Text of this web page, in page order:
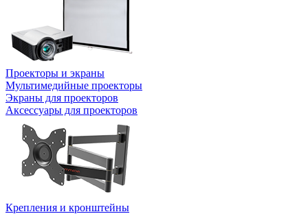
Проекторы и экраны
Мультимедийные проекторы
Экраны для проекторов
Аксессуары для проекторов
Крепления и кронштейны